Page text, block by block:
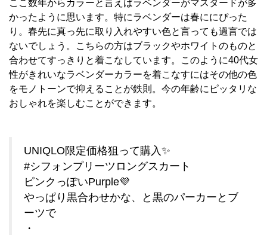
ここ数年からカラーと言えばラベンダーがマスタードが多
かったように思います。特にラベンダーは春ににぴった
り。春先に真っ先に取り入れやすい色と言っても過言では
ないでしょう。こちらの方はブラックやホワイトのものと
合わせてすっきりと着こなしています。このように40代女
性がきれいなラベンダーカラーを着こなすにはその他の色
をモノトーンで抑えることが鉄則。今の年齢にピッタリな
おしゃれを楽しむことができます。
UNIQLO限定価格狙って購入✨
#シフォンプリーツロングスカート
ピンクっぽいPurple💜
やっぱり黒合わせかな、と黒のパーカーとブ
ーツで
・